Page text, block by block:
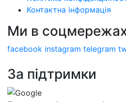
Контактна інформація
Ми в
facebook instagram telegram
За підтримки